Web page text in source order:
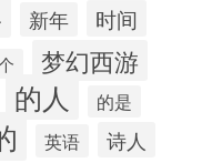
新年 时间
梦幻西游
的人
的是
英语 诗人